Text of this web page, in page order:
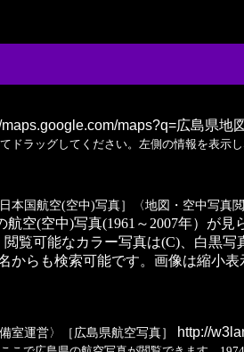
maps.google.com/maps?q=広島県
ラッグしてください。左側の情報を表示
本国航空(空中)写真］〈地図・空中写真
空(空中)写真(1961～2007年）が
覧可能なカラー写真は(C)、白黒
らも検索可能です。画像は縮小
室運営〉［広島県航空写真］ http://